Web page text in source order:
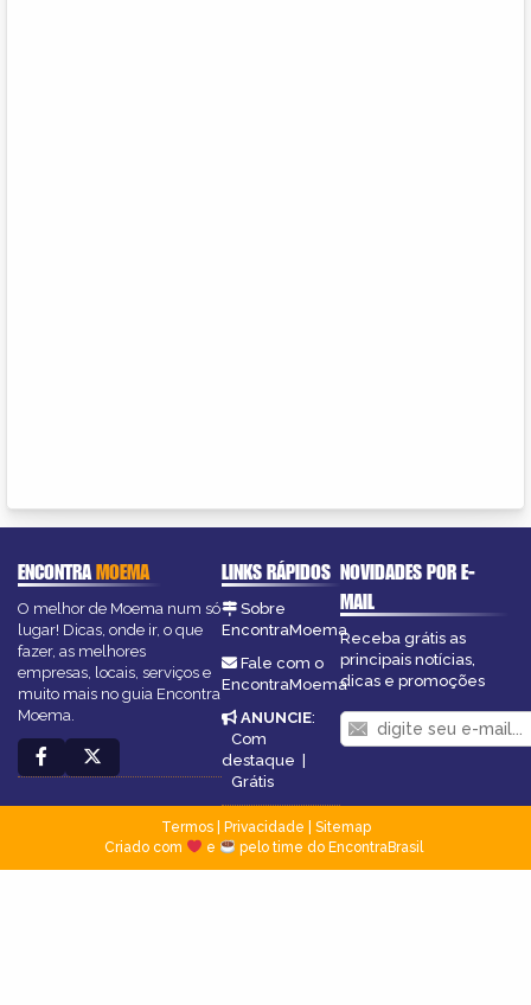
ENCONTRAMOEMA
O melhor de Moema num só
lugar! Dicas, onde ir, o que
fazer, as melhores
empresas, locais, serviços e
muito mais no guia Encontra
Moema.
LINKS RÁPIDOS
Sobre
EncontraMoema
Fale com o
EncontraMoema
ANUNCIE:
Com
destaque
Grátis
NOVIDADES POR E-
MAIL
Receba grátis as
principais notícias,
dicas e promoções
Termos| Privacidade
Sitemap
Criado com
e pelo time do EncontraBrasil